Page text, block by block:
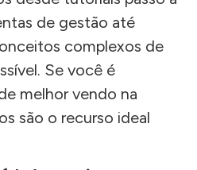
de gestão até
complexos de
Se você é
melhor vendo na
são o recurso ideal